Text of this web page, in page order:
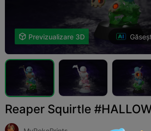
 Previzualizare 3D
Reaper Squirtle